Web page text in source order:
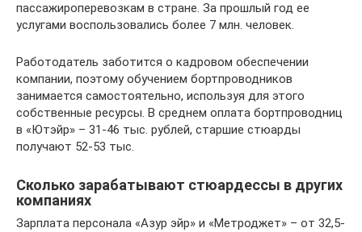
пассажироперевозкам в стране. За прошлый год ее
услугами воспользовались более 7 млн. человек.
Работодатель заботится о кадровом обеспечении
компании, поэтому обучением бортпроводников
занимается самостоятельно, используя для этого
собственные ресурсы. В среднем оплата бортпроводниц
в «Ютэйр» – 31-46 тыс. рублей, старшие стюарды
получают 52-53 тыс.
Сколько зарабатывают стюардессы в других
компаниях
Зарплата персонала «Азур эйр» и «Метроджет» – от 32,5-